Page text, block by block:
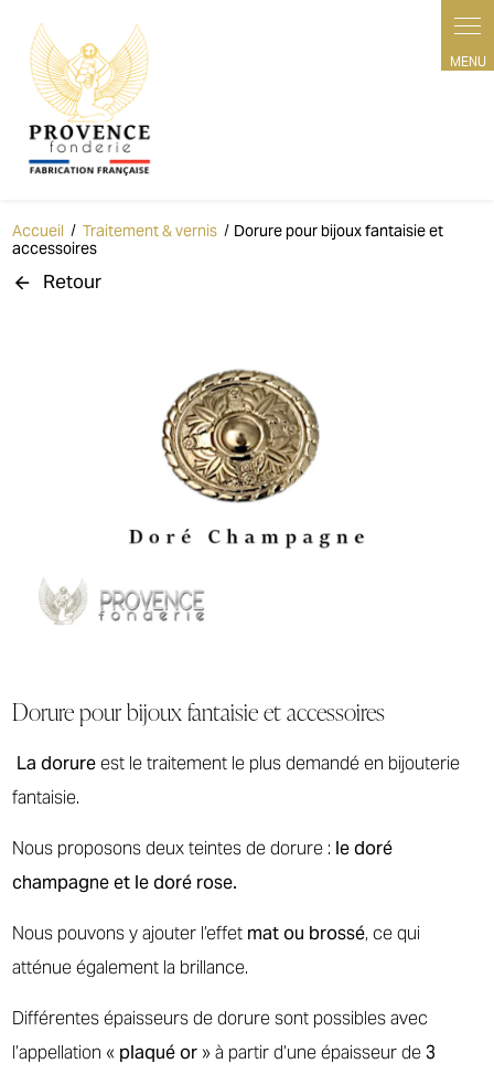
Accueil Traitement & vernis
Dorure pour bijoux fantaisie et
accessoires
Retour
Dorure pour bijoux fantaisie et accessoires
La dorureest le traitement le plus demandé en bijouterie
fantaisie.
Nous proposons deux teintes de dorure : le doré
champagne et le doré rose.
Nous pouvons y ajouter l’effet mat ou brossé, ce qui
atténue également la brillance.
Différentes épaisseurs de dorure sont possiblesavec
l’appellation« plaqué or » à partir d’une épaisseur de3